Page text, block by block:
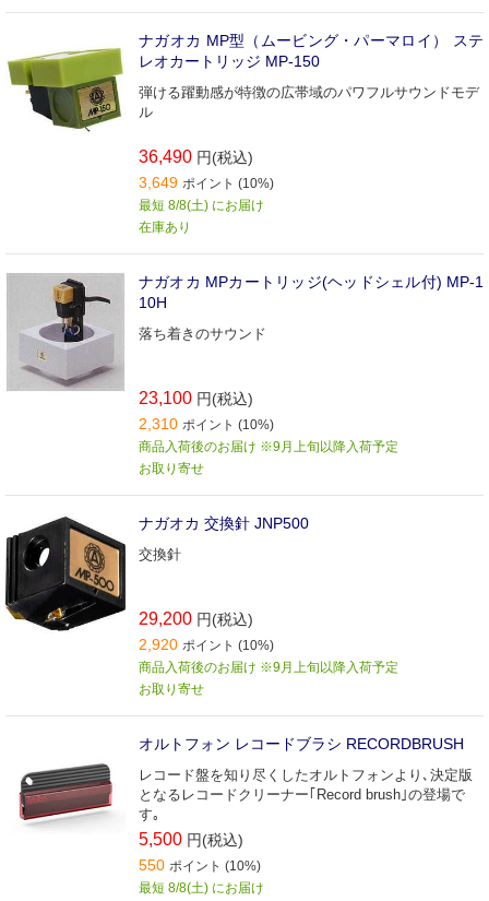
ナガオカ MP型（ムービング・パーマロイ） ステ
レオカートリッジ MP-150
弾ける躍動感が特徴の広帯域のパワフルサウンドモデ
ル
36,490 円(税込)
3,649 ポイント (10%)
最短 8/8(土) にお届け
在庫あり
ナガオカ MPカートリッジ(ヘッドシェル付) MP-1
10H
落ち着きのサウンド
23,100 円(税込)
2,310 ポイント (10%)
商品入荷後のお届け ※9月上旬以降入荷予定
お取り寄せ
ナガオカ 交換針 JNP500
交換針
29,200 円(税込)
2,920 ポイント (10%)
商品入荷後のお届け ※9月上旬以降入荷予定
お取り寄せ
オルトフォン レコードブラシ RECORDBRUSH
レコード盤を知り尽くしたオルトフォンより､決定版
となるレコードクリーナー｢Record brush｣の登場で
す｡
5,500 円(税込)
550 ポイント (10%)
最短 8/8(土) にお届け